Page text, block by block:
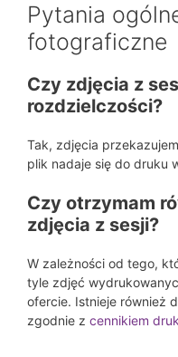
Pytania
fotograficzne
Czy zdjęcia z
rozdzielczości?
Tak, zdjęcia
plik nadaje się do druku
Czy otrzymam
zdjęcia z sesji?
W zależności od tego,
tyle zdjęć
ofercie. Istnieje również
zgodnie z cennikiem